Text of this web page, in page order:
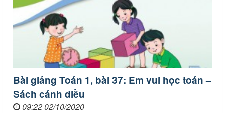
Bài giảng Toán 1, bài 37: Em vui học toán –
Sách cánh diều
09:22 02/10/2020